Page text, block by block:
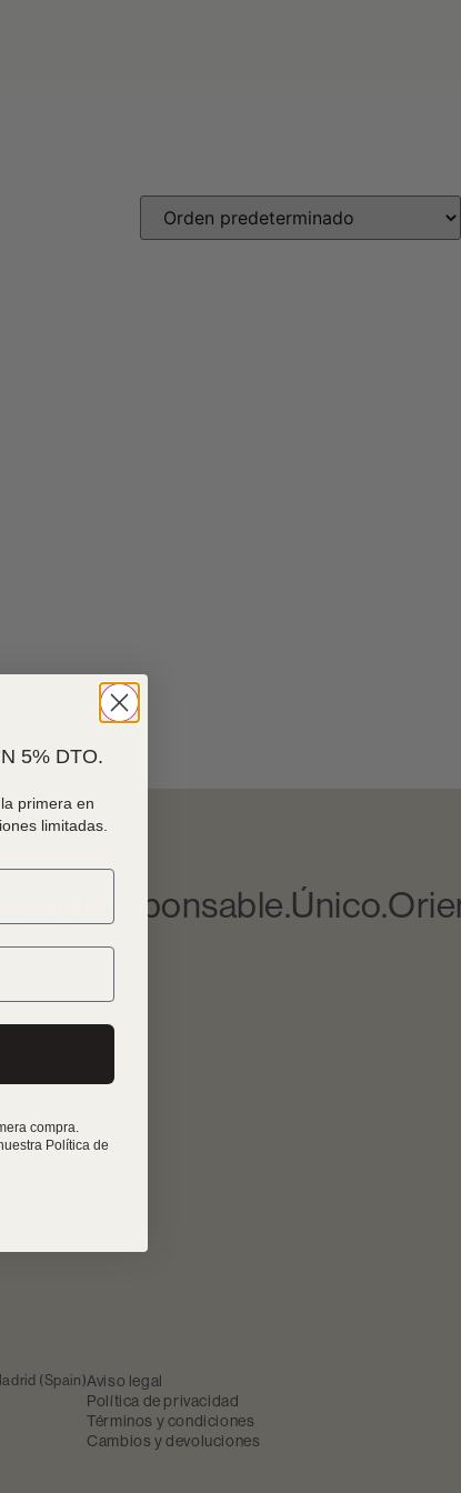
Responsable.Único.
(Spain)Aviso legal
Política de privacidad
Términos y condiciones
Cambios y devoluciones
5% DTO.
primera en
limitadas.
compra.
Política de